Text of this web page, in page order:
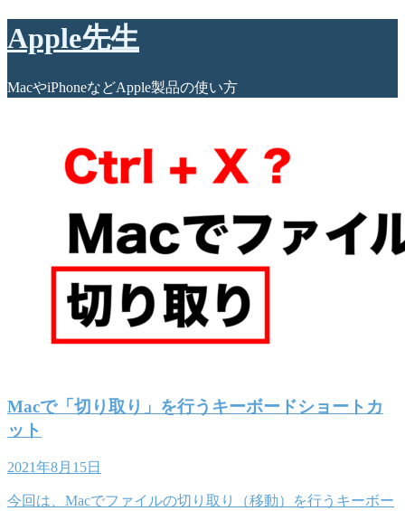
Apple先生
MacやiPhoneなどApple製品の使い方
Macで「切り取り」を行うキーボードショートカ
ット
2021年8月15日
今回は、Macでファイルの切り取り（移動）を行うキーボー